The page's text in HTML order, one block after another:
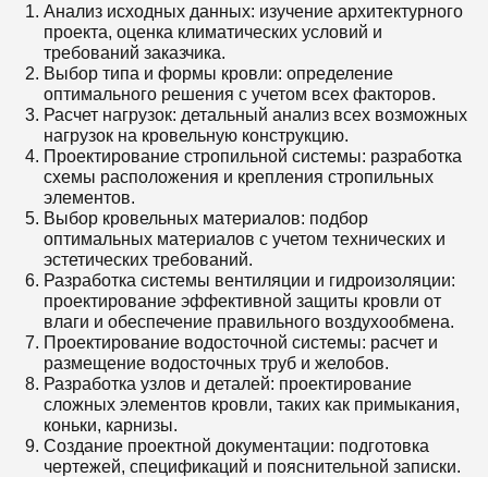
Анализ исходных данных: изучение архитектурного
проекта, оценка климатических условий и
требований заказчика.
Выбор типа и формы кровли: определение
оптимального решения с учетом всех факторов.
Расчет нагрузок: детальный анализ всех возможных
нагрузок на кровельную конструкцию.
Проектирование стропильной системы: разработка
схемы расположения и крепления стропильных
элементов.
Выбор кровельных материалов: подбор
оптимальных материалов с учетом технических и
эстетических требований.
Разработка системы вентиляции и гидроизоляции:
проектирование эффективной защиты кровли от
влаги и обеспечение правильного воздухообмена.
Проектирование водосточной системы: расчет и
размещение водосточных труб и желобов.
Разработка узлов и деталей: проектирование
сложных элементов кровли, таких как примыкания,
коньки, карнизы.
Создание проектной документации: подготовка
чертежей, спецификаций и пояснительной записки.